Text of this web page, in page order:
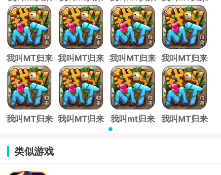
应用宝版
公测版
2026最新版
官方正版
我叫MT归来
重制版
我叫MT归来
国际服
我叫MT归来
单机版
我叫MT归来
华为渠道服
我叫MT归来 我叫MT归来
我叫mt归来
我叫MT归来
类似游戏